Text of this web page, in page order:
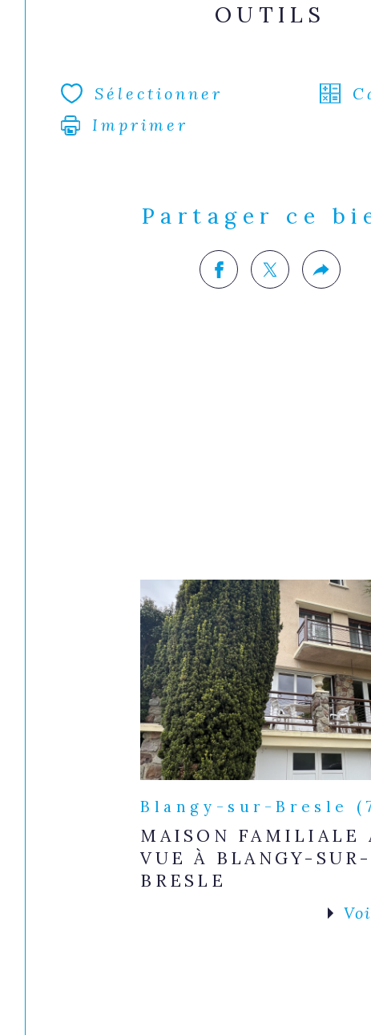
OUTILS
Sélectionner
Imprimer
Partager ce
Blangy-sur-Bresle
MAISON FAMILIALE
VUE À BLANGY-SUR-
BRESLE